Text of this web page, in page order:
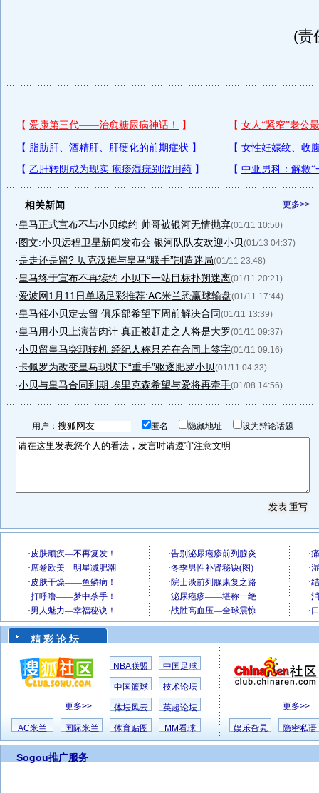
(责
更多>>
相关新闻
·皇马正式宣布不与小贝续约 帅哥被银河无情抛弃(01/11 10:50)
·图文:小贝远程卫星新闻发布会 银河队队友欢迎小贝(01/13 04:37)
·是走还是留? 贝克汉姆与皇马“联手”制造迷局(01/11 23:48)
·皇马终于宣布不再续约 小贝下一站目标扑朔迷离(01/11 20:21)
·爱波网1月11日单场足彩推荐:AC米兰恐赢球输盘(01/11 17:44)
·皇马催小贝定去留 俱乐部希望下周前解决合同(01/11 13:39)
·皇马用小贝上演苦肉计 真正被赶走之人将是大罗(01/11 09:37)
·小贝留皇马突现转机 经纪人称只差在合同上签字(01/11 09:16)
·卡佩罗为改变皇马现状下“重手”驱逐肥罗小贝(01/11 04:33)
·小贝与皇马合同到期 埃里克森希望与爱将再牵手(01/08 14:56)
用户： 匿名 隐藏地址 设为辩论话题
精 彩 论 坛
更多>>
NBA联盟 中国足球
中国篮球 技术论坛
体坛风云 英超论坛
AC米兰 国际米兰 体育贴图 MM看球
更多>>
娱乐旮旯 隐密私语
Sogou推广服务